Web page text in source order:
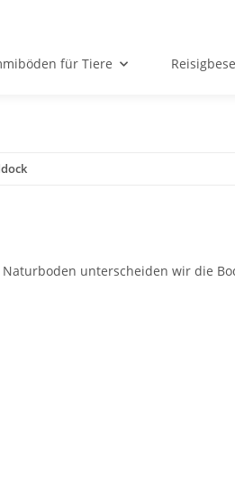
für Tiere
unterscheiden wir die